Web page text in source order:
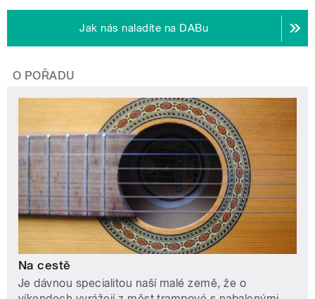
Jak nás naladíte na DABu
O POŘADU
Na cestě
Je dávnou specialitou naší malé země, že o